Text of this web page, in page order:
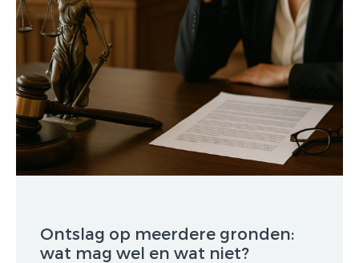
Ontslag op meerdere gronden:
wat mag wel en wat niet?